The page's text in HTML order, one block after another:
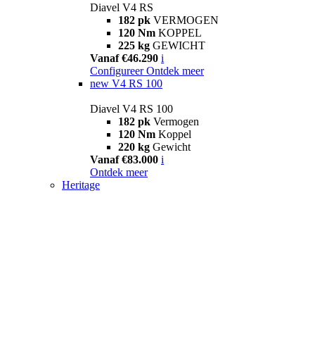
Diavel V4 RS
182 pk VERMOGEN
120 Nm KOPPEL
225 kg GEWICHT
Vanaf €46.290 i
Configureer Ontdek meer
new V4 RS 100
Diavel V4 RS 100
182 pk Vermogen
120 Nm Koppel
220 kg Gewicht
Vanaf €83.000 i
Ontdek meer
Heritage